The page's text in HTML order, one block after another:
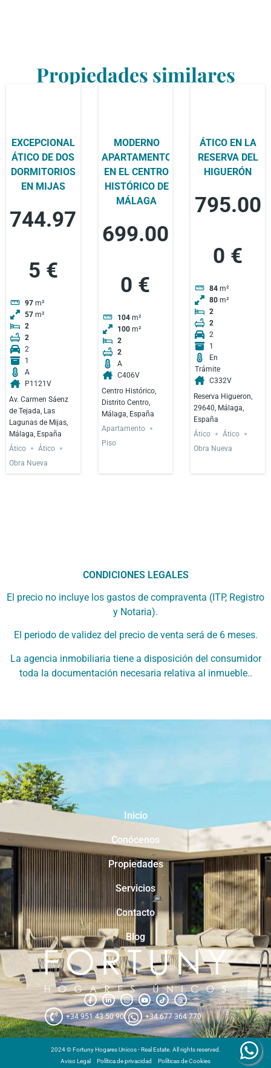
Propiedades similares
EXCEPCIONAL
ÁTICO DE DOS
DORMITORIOS
EN MIJAS
744.97
5 €
97 m²
57 m²
2
2
2
1
A
P1121V
Av. Carmen Sáenz
de Tejada, Las
Lagunas de Mijas,
Málaga, España
Ático
Ático
Obra Nueva
MODERNO
APARTAMENTO
EN EL CENTRO
HISTÓRICO DE
MÁLAGA
699.00
0 €
104 m²
100 m²
2
2
A
C406V
Centro Histórico,
Distrito Centro,
Málaga, España
Apartamento
Piso
ÁTICO EN LA
RESERVA DEL
HIGUERÓN
795.00
0 €
84 m²
80 m²
2
2
2
1
En
Trámite
C332V
Reserva Higueron,
29640, Málaga,
España
Ático
Ático
Obra Nueva
CONDICIONES LEGALES
El precio no incluye los gastos de compraventa (ITP, Registro
y Notaria).
El periodo de validez del precio de venta será de 6 meses.
La agencia inmobiliaria tiene a disposición del consumidor
toda la documentación necesaria relativa al inmueble..
Inicio
Conócenos
Propiedades
Servicios
Contacto
Blog
+34 951 43 50 90 +34 677 364 770
2024 © Fortuny Hogares Unicos - Real Estate. All rights reserved.
Aviso Legal
Política de privacidad Políticas de Cookies